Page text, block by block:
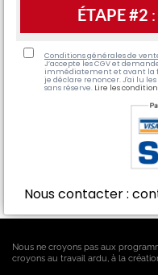
ÉTAPE #2
Conditions générales de
J’accepte les CGV et
immédiatement et avant la
je déclare renoncer. J'ai lu
sans réserve. Lire les
Nous contacter :
Nous ne croyons pas aux
croyons au travail ardu, à la